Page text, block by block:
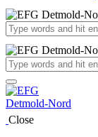
Close